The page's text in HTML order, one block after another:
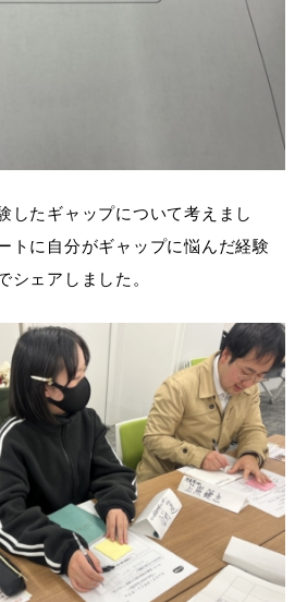
したギャップについて考えまし
トに自分がギャップに悩んだ経験
シェアしました。